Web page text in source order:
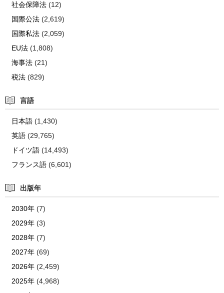
社会保障法(12)
国際公法(2,619)
国際私法(2,059)
EU法(1,808)
海事法(21)
税法(829)
言語
日本語(1,430)
英語(29,765)
ドイツ語(14,493)
フランス語(6,601)
出版年
2030年(7)
2029年(3)
2028年(7)
2027年(69)
2026年(2,459)
2025年(4,968)